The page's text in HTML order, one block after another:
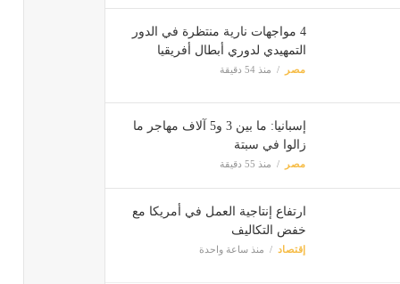
4 مواجهات نارية منتظرة في الدور
التمهيدي لدوري أبطال أفريقيا
مصر منذ 54 دقيقة
إسبانيا: ما بين 3 و5 آلاف مهاجر ما
زالوا في سبتة
مصر منذ 55 دقيقة
ارتفاع إنتاجية العمل في أمريكا مع
خفض التكاليف
إقتصاد منذ ساعة واحدة